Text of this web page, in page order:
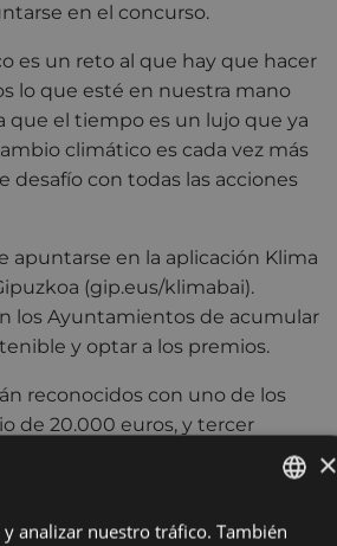
en el concurso.
es un reto al que hay que hacer
lo que esté en nuestra mano
que el tiempo es un lujo que ya
climático es cada vez más
desafío con todas las acciones
apuntarse en la aplicación Klima
(gip.eus/klimabai).
los Ayuntamientos de acumular
y optar a los premios.
reconocidos con uno de los
de 20.000 euros, y tercer
proyectos de adaptación al
de conocer la incidenciaBASQUE
×
analizar nuestro tráfico. También